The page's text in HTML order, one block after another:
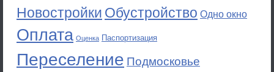
Новостройки Обустройство Одно окно
Оплата Оценка Паспортизация
Переселение Подмосковье